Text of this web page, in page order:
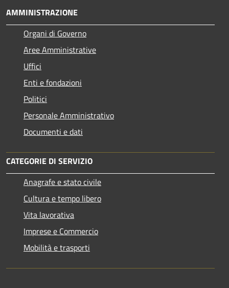
AMMINISTRAZIONE
Organi di Governo
Aree Amministrative
Uffici
Enti e fondazioni
Politici
Personale Amministrativo
Documenti e dati
CATEGORIE DI SERVIZIO
Anagrafe e stato civile
Cultura e tempo libero
Vita lavorativa
Imprese e Commercio
Mobilità e trasporti